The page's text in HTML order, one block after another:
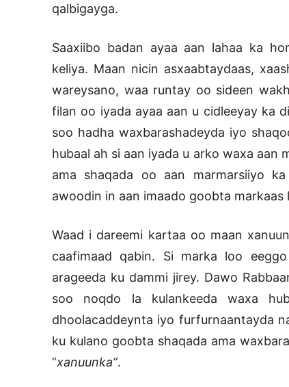
qalbigayga.
Saaxiibo badan ayaa aan lahaa ka
keliya. Maan nicin asxaabtaydaas,
wareysano, waa runtay oo sideen
filan oo iyada ayaa aan u cidleeyay ka
soo hadha waxbarashadeyda iyo
hubaal ah si aan iyada u arko waxa aan
ama shaqada oo aan marmarsiiyo
awoodin in aan imaado goobta markaas
Waad i dareemi kartaa oo maan
caafimaad qabin. Si marka loo
arageeda ku dammi jirey. Dawo
soo noqdo la kulankeeda waxa
dhoolacaddeynta iyo furfurnaantayda
ku kulano goobta shaqada ama
”xanuunka”.